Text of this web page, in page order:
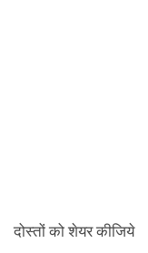
दोस्तों को शेयर कीजिये